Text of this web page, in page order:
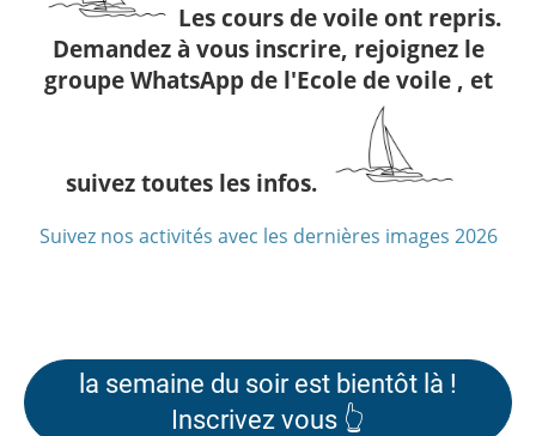
Les cours de voile ont repris.
Demandez à vous inscrire, rejoignez le
groupe WhatsApp de l'Ecole de voile , et
suivez toutes les infos.
Suivez nos activités avec les dernières images 2026
la semaine du soir est bientôt là !
Inscrivez vous 👆